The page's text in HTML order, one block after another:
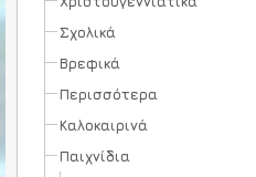
Σχολικά
Βρεφικά
Περισσότερα
Καλοκαιρινά
Παιχνίδια